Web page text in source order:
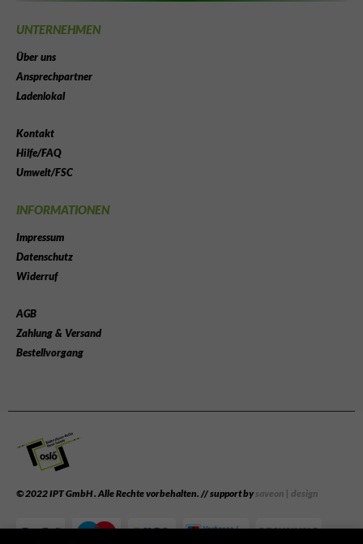
UNTERNEHMEN
Über uns
Ansprechpartner
Ladenlokal
Kontakt
Hilfe/FAQ
Umwelt/FSC
INFORMATIONEN
Impressum
Datenschutz
Widerruf
AGB
Zahlung & Versand
Bestellvorgang
© 2022 IPT GmbH . Alle Rechte vorbehalten. // support bysaveon | design